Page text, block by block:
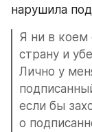
нарушила
Я ни в коем
страну и
Лично у
если бы
о